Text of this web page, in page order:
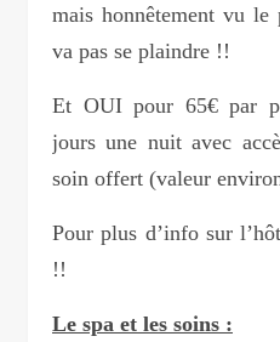
mais honnêtement vu
va pas se plaindre !!
Et OUI pour 65€ par
jours une nuit avec
soin offert (valeur
Pour plus d’info sur
!!
Le spa et les soins :